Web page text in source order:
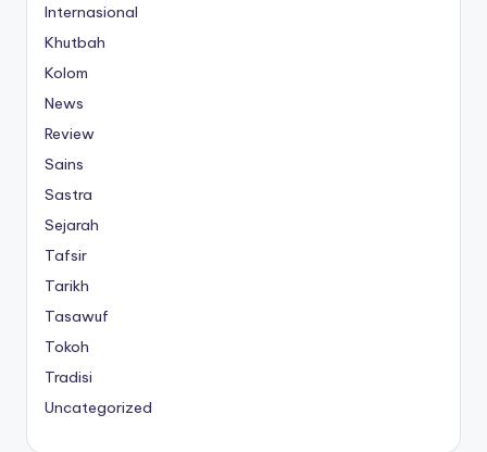
Internasional
Khutbah
Kolom
News
Review
Sains
Sastra
Sejarah
Tafsir
Tarikh
Tasawuf
Tokoh
Tradisi
Uncategorized